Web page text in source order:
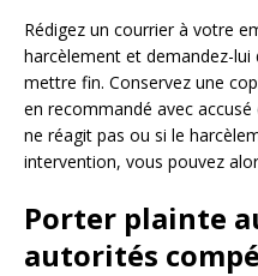
Rédigez un courrier à votre
harcèlement et demandez-
mettre fin. Conservez une
en recommandé avec
ne réagit pas ou si le
intervention, vous pouvez
Porter plainte
autorités